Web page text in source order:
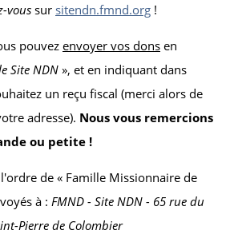
vous sur sitendn.fmnd.org !
pouvez envoyer vos dons en
Site NDN », et en indiquant dans
un reçu fiscal (merci alors de
adresse). Nous vous remercions
ou petite !
de « Famille Missionnaire de
à : FMND - Site NDN - 65 rue du
Pierre de Colombier